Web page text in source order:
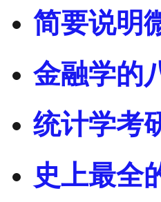
简要说明
金融学的
统计学考
史上最全